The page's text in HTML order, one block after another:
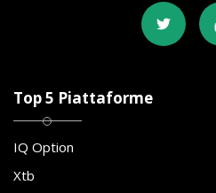
Top 5 Piattaforme
IQ Option
Xtb